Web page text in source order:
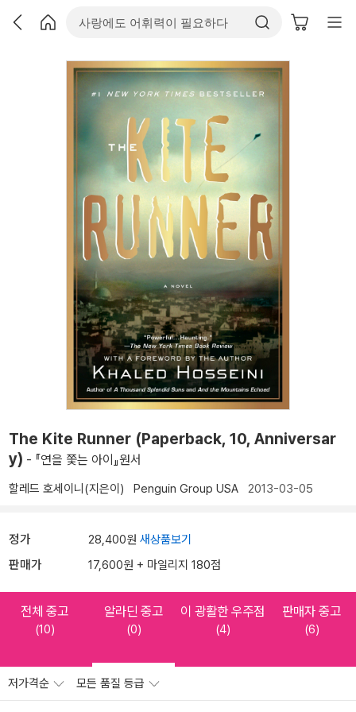
The Kite Runner (Paperback, 10, Anniversar
y) - 『연을 쫓는 아이』원서
할레드 호세이니(지은이) Penguin Group USA 2013-03-05
정가 28,400원 새상품보기
판매가 17,600원 + 마일리지 180점
전체 중고
(10)
알라딘 중고
(0)
이 광활한 우주점
(4)
판매자 중고
(6)
저가격순 모든 품질 등급